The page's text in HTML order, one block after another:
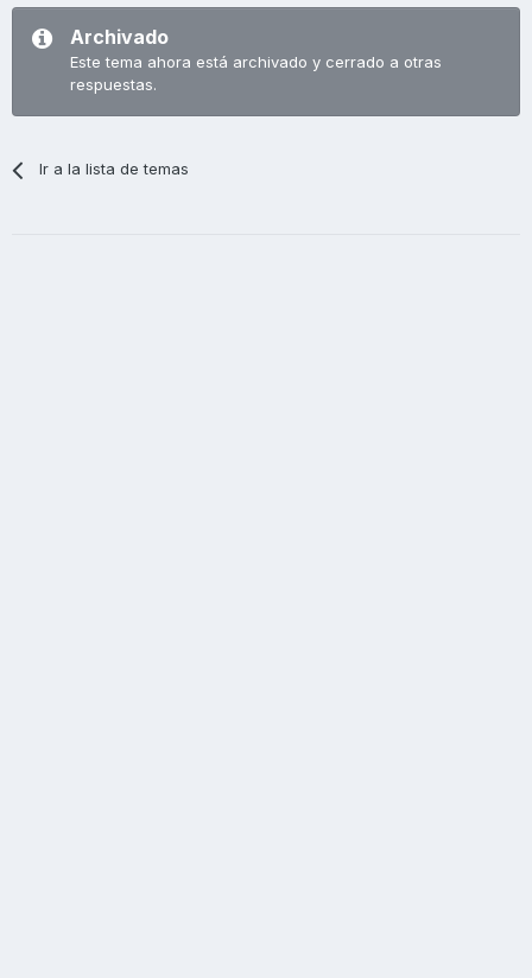
Archivado
Este tema ahora está archivado y cerrado a otras
respuestas.
Ir a la lista de temas